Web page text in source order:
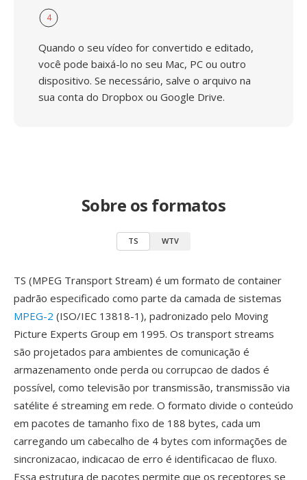
4
Quando o seu vídeo for convertido e editado,
você pode baixá-lo no seu Mac, PC ou outro
dispositivo. Se necessário, salve o arquivo na
sua conta do Dropbox ou Google Drive.
Sobre os formatos
TS WTV
TS (MPEG Transport Stream) é um formato de container
padrão especificado como parte da camada de sistemas
MPEG-2 (ISO/IEC 13818-1), padronizado pelo Moving
Picture Experts Group em 1995. Os transport streams
são projetados para ambientes de comunicação é
armazenamento onde perda ou corrupcao de dados é
possível, como televisão por transmissão, transmissão via
satélite é streaming em rede. O formato divide o conteúdo
em pacotes de tamanho fixo de 188 bytes, cada um
carregando um cabecalho de 4 bytes com informações de
sincronizacao, indicacao de erro é identificacao de fluxo.
Essa estrutura de pacotes permite que os receptores se